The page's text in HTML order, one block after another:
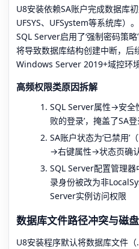
U8安装依赖SA账户完成数据库
UFSYS、UFSystem等系统库）
SQL Server启用了‘强制密码策略
将导致数据库结构创建中断，后
Windows Server 2019+域控环
高频权限类原因拆解
SQL Server属性→安全
败的登录’，掩盖了SA
SA账户状态为‘已禁用
→右键属性→状态页确认
SQL Server配置管理
录身份被改为非
Server实例访问权限
数据库文件路径冲突与磁
U8安装程序默认将数据库文件